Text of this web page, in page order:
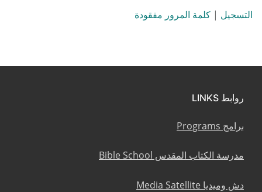
التسجيل | كلمة المرور مفقودة
روابط LINKS
برامج Programs
مدرسة الكتاب المقدس Bible School
دش وميديا Media Satellite